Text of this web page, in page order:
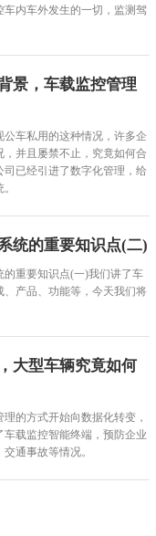
车内车外发生的一切，监测驾
景，车载监控管理
车私用的这种情况，许多企
并且屡禁不止，究竟如何合
已经引进了数字化管理，给
统的重要知识点(二)
的重要知识点(一)我们讲了车
产品、功能等，今天我们将
大型车辆究竟如何
的方式开始向数据化转变，
载监控智能终端，预防企业
通事故等情况。